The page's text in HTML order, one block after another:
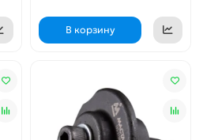
В корзину